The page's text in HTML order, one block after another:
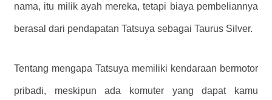
nama, itu milik ayah mereka, tetapi biaya pembeliannya
berasal dari pendapatan Tatsuya sebagai Taurus Silver.
Tentang mengapa Tatsuya memiliki kendaraan bermotor
pribadi, meskipun ada komuter yang dapat kamu